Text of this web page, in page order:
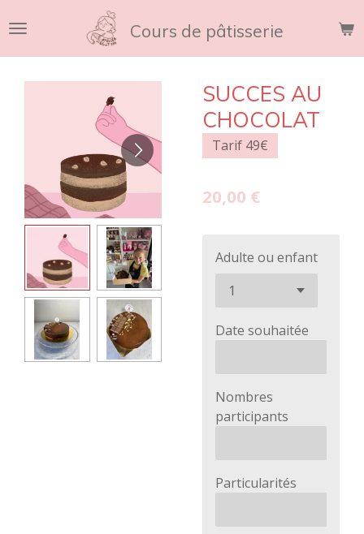
au
contenu
Cours de pâtisserie
SUCCES AU
CHOCOLAT
Tarif 49€
20,00 €
Adulte ou enfant
Date souhaitée
Nombres
participants
Particularités